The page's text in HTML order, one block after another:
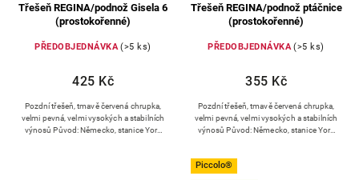
Třešeň REGINA/podnož Gisela 6
(prostokořenné)
PŘEDOBJEDNÁVKA (>5 ks)
425 Kč
Pozdní třešeň, tmavě červená chrupka,
velmi pevná, velmi vysokých a stabilních
výnosů Původ: Německo, stanice York
Třešeň REGINA/podnož ptáčnice
(prostokořenné)
PŘEDOBJEDNÁVKA (>5 ks)
355 Kč
Pozdní třešeň, tmavě červená chrupka,
velmi pevná, velmi vysokých a stabilních
výnosů Původ: Německo, stanice York
Piccolo®